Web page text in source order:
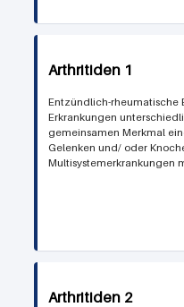
Arthritiden 1
Entzündlich-rheumatische
Erkrankungen
gemeinsamen Merkmal
Gelenken und/ oder
Multisystemerkrankungen
Arthritiden 2